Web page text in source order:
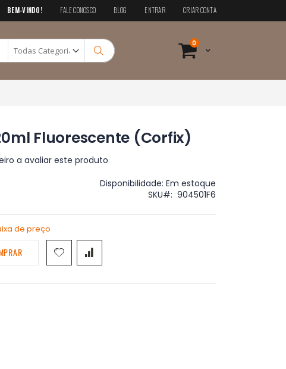
BEM-VINDO! FALE CONOSCO BLOG ENTRAR CRIAR CONTA
Cart
0 itens
Pesquisa
Fluorescente (Corfix)
a avaliar este produto
Disponibilidade: Em estoque
SKU
904501F6
de preço